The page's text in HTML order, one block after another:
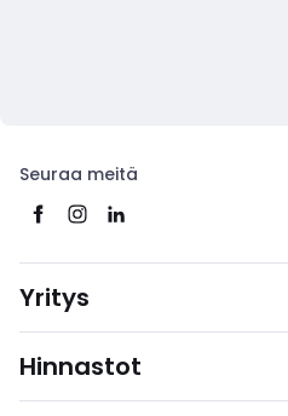
Seuraa meitä
Yritys
Hinnastot